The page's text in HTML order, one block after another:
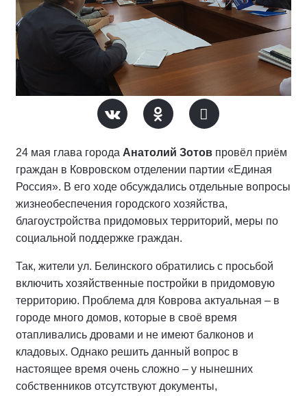
24 мая глава города Анатолий Зотов провёл приём
граждан в Ковровском отделении партии «Единая
Россия». В его ходе обсуждались отдельные вопросы
жизнеобеспечения городского хозяйства,
благоустройства придомовых территорий, меры по
социальной поддержке граждан.
Так, жители ул. Белинского обратились с просьбой
включить хозяйственные постройки в придомовую
территорию. Проблема для Коврова актуальная – в
городе много домов, которые в своё время
отапливались дровами и не имеют балконов и
кладовых. Однако решить данный вопрос в
настоящее время очень сложно – у нынешних
собственников отсутствуют документы,